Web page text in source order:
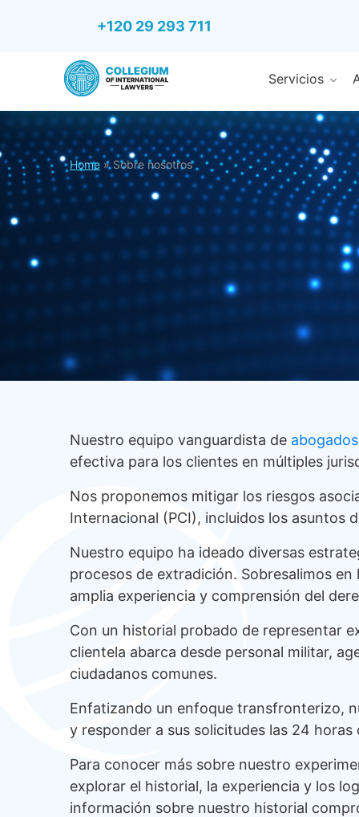
+120 29 293 711
Servicios
Home »Sobre nosotros
Nuestro equipo vanguardista de
efectiva para los clientes en múltiples
Nos proponemos mitigar los riesgos
Internacional (PCI), incluidos los asuntos
Nuestro equipo ha ideado diversas
procesos de extradición. Sobresalimos
amplia experiencia y comprensión del
Con un historial probado de representar
clientela abarca desde personal militar,
ciudadanos comunes.
Enfatizando un enfoque transfronterizo,
y responder a sus solicitudes las 24 horas
Para conocer más sobre nuestro
explorar el historial, la experiencia y los
información sobre nuestro historial